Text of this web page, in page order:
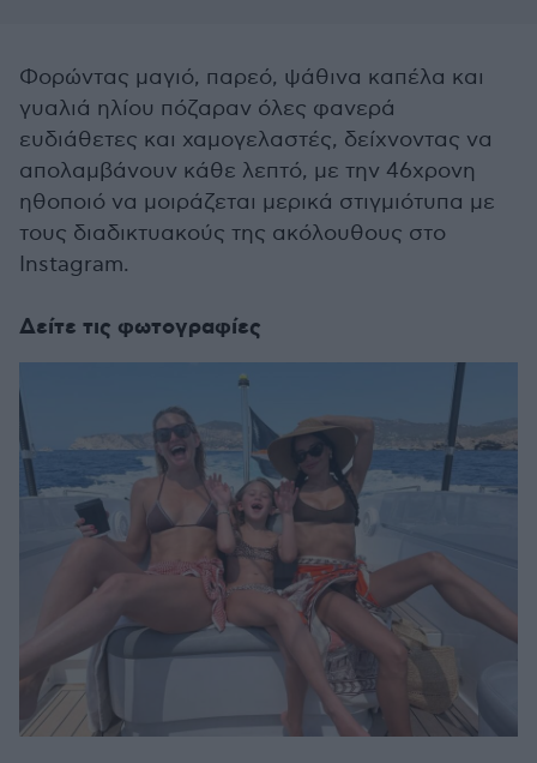
Φορώντας μαγιό, παρεό, ψάθινα καπέλα και
γυαλιά ηλίου πόζαραν όλες φανερά
ευδιάθετες και χαμογελαστές, δείχνοντας να
απολαμβάνουν κάθε λεπτό, με την 46χρονη
ηθοποιό να μοιράζεται μερικά στιγμιότυπα με
τους διαδικτυακούς της ακόλουθους στο
Instagram.
Δείτε τις φωτογραφίες